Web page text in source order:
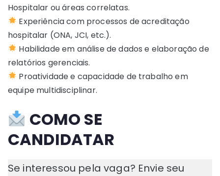
Hospitalar ou áreas correlatas.
Experiência com processos de acreditação
hospitalar (ONA, JCI, etc.).
Habilidade em análise de dados e elaboração de
relatórios gerenciais.
Proatividade e capacidade de trabalho em
equipe multidisciplinar.
COMO SE
CANDIDATAR
Se interessou pela vaga? Envie seu